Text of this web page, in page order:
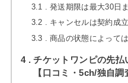
3.1
発送期限は最大30日
3.2
キャンセルは契約成
3.3
商品の状態によって
4
チケットワンピの先払
【口コミ・5ch/独自調